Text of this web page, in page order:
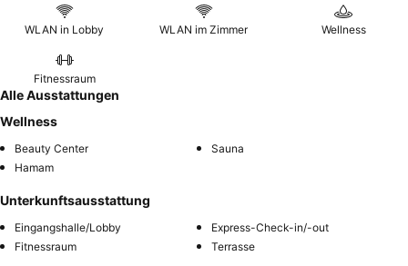
WLAN in Lobby WLAN im Zimmer Wellness
Fitnessraum
Alle Ausstattungen
Wellness
Beauty Center
Sauna
Hamam
Unterkunftsausstattung
Eingangshalle/Lobby
Express-Check-in/-out
Fitnessraum
Terrasse